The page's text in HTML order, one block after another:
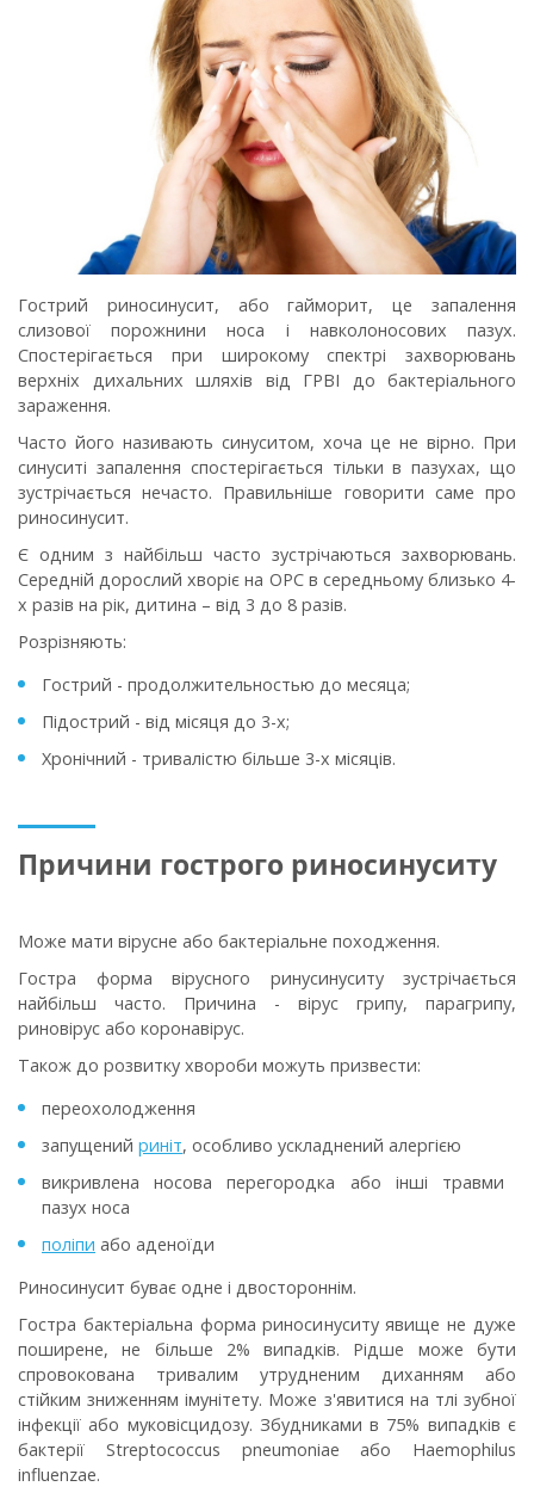
Гострий риносинусит, або гайморит, це запалення
слизової порожнини носа і навколоносових пазух.
Спостерігається при широкому спектрі захворювань
верхніх дихальних шляхів від ГРВІ до бактеріального
зараження.
Часто його називають синуситом, хоча це не вірно. При
синуситі запалення спостерігається тільки в пазухах, що
зустрічається нечасто. Правильніше говорити саме про
риносинусит.
Є одним з найбільш часто зустрічаються захворювань.
Середній дорослий хворіє на ОРС в середньому близько 4-
х разів на рік, дитина – від 3 до 8 разів.
Розрізняють:
Гострий - продолжительностью до месяца;
Підострий - від місяця до 3-х;
Хронічний - тривалістю більше 3-х місяців.
Причини гострого риносинуситу
Може мати вірусне або бактеріальне походження.
Гостра форма вірусного ринусинуситу зустрічається
найбільш часто. Причина - вірус грипу, парагрипу,
риновірус або коронавірус.
Також до розвитку хвороби можуть призвести:
переохолодження
запущений риніт, особливо ускладнений алергією
викривлена носова перегородка або інші травми
пазух носа
поліпи або аденоїди
Риносинусит буває одне і двостороннім.
Гостра бактеріальна форма риносинуситу явище не дуже
поширене, не більше 2% випадків. Рідше може бути
спровокована тривалим утрудненим диханням або
стійким зниженням імунітету. Може з'явитися на тлі зубної
інфекції або муковісцидозу. Збудниками в 75% випадків є
бактерії Streptococcus pneumoniae або Haemophilus
influenzae.